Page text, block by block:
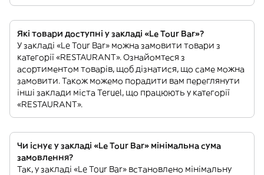
Які товари доступні у закладі «Le Tour Bar»?
У закладі «Le Tour Bar» можна замовити товари з
категорії «RESTAURANT». Ознайомтеся з
асортиментом товарів, щоб дізнатися, що саме можна
замовити. Також можемо порадити вам переглянути
інші заклади міста Teruel, що працюють у категорії
«RESTAURANT».
Чи існує у закладі «Le Tour Bar» мінімальна сума
замовлення?
Так, у закладі «Le Tour Bar» встановлено мінімальну